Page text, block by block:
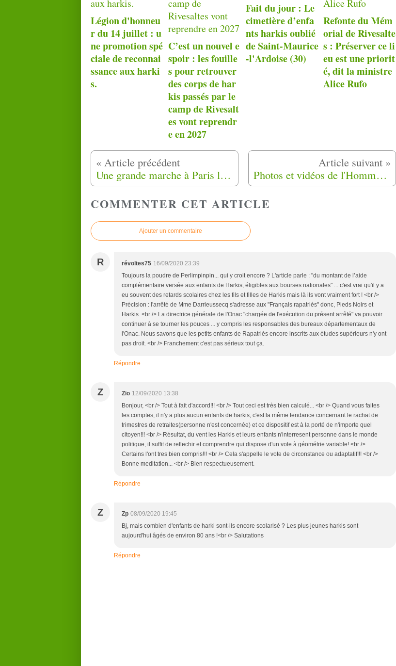
Légion d'honneu
r du 14 juillet : u
ne promotion spé
ciale de reconnai
ssance aux harki
s.
C’est un nouvel e
spoir : les fouille
s pour retrouver
des corps de har
kis passés par le
camp de Rivesalt
es vont reprendr
e en 2027
Fait du jour : Le
cimetière d’enfa
nts harkis oublié
de Saint-Maurice
-l'Ardoise (30)
Refonte du Mém
orial de Rivesalte
s : Préserver ce li
eu est une priorit
é, dit la ministre
Alice Rufo
Une grande marche à Paris le 19 Septembre 2020 Photos et vidéos de l'Hommage au Lieutenant Youcef Ben-Brahim à Sireuil (24) du 05-09-2020
COMMENTER CET ARTICLE
Ajouter un commentaire
R révoltes75 16/09/2020 23:39
Toujours la poudre de Perlimpinpin... qui y croit encore ? L'article parle : "du montant de l’aide
complémentaire versée aux enfants de Harkis, éligibles aux bourses nationales" ... c'est vrai qu'il y a
eu souvent des retards scolaires chez les fils et filles de Harkis mais là ils vont vraiment fort ! <br />
Précision : l'arrêté de Mme Darrieussecq s'adresse aux "Français rapatriés" donc, Pieds Noirs et
Harkis. <br /> La directrice générale de l'Onac "chargée de l'exécution du présent arrêté" va pouvoir
continuer à se tourner les pouces ... y compris les responsables des bureaux départementaux de
l'Onac. Nous savons que les petits enfants de Rapatriés encore inscrits aux études supérieurs n'y ont
pas droit. <br /> Franchement c'est pas sérieux tout ça.
Répondre
Z Zio 12/09/2020 13:38
Bonjour, <br /> Tout à fait d'accord!!! <br /> Tout ceci est très bien calculé... <br /> Quand vous faites
les comptes, il n'y a plus aucun enfants de harkis, c'est la même tendance concernant le rachat de
trimestres de retraites(personne n'est concernée) et ce dispositif est à la porté de n'importe quel
citoyen!!! <br /> Résultat, du vent les Harkis et leurs enfants n'interresent personne dans le monde
politique, il suffit de reflechir et comprendre qui dispose d'un vote à géométrie variable! <br />
Certains l'ont tres bien compris!!! <br /> Cela s'appelle le vote de circonstance ou adaptatif!!! <br />
Bonne meditation... <br /> Bien respectueusement.
Répondre
Z Zp 08/09/2020 19:45
Bj, mais combien d'enfants de harki sont-ils encore scolarisé ? Les plus jeunes harkis sont
aujourd'hui âgés de environ 80 ans !<br /> Salutations
Répondre